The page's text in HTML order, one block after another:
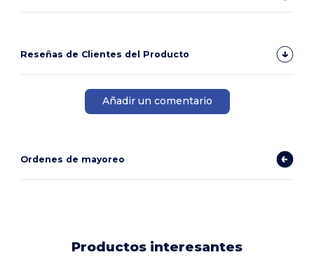
Reseñas de Clientes del Producto
Añadir un comentario
Ordenes de mayoreo
Productos interesantes